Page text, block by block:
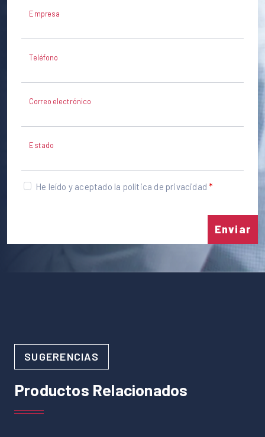
Empresa
Teléfono
Correo electrónico
Estado
He leído y aceptado la política de privacidad
Enviar
SUGERENCIAS
Productos Relacionados